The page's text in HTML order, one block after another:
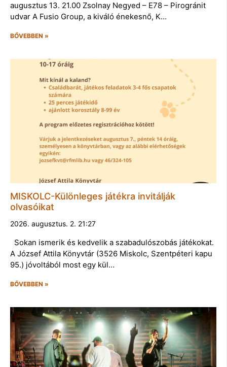
augusztus 13. 21.00 Zsolnay Negyed – E78 – Pirogránit
udvar A Fusio Group, a kiváló énekesnő, K…
BŐVEBBEN »
MISKOLC-Különleges játékra invitálják
olvasóikat
2026. augusztus. 2. 21:27
Sokan ismerik és kedvelik a szabadulószobás játékokat.
A József Attila Könyvtár (3526 Miskolc, Szentpéteri kapu
95.) jóvoltából most egy kül…
BŐVEBBEN »